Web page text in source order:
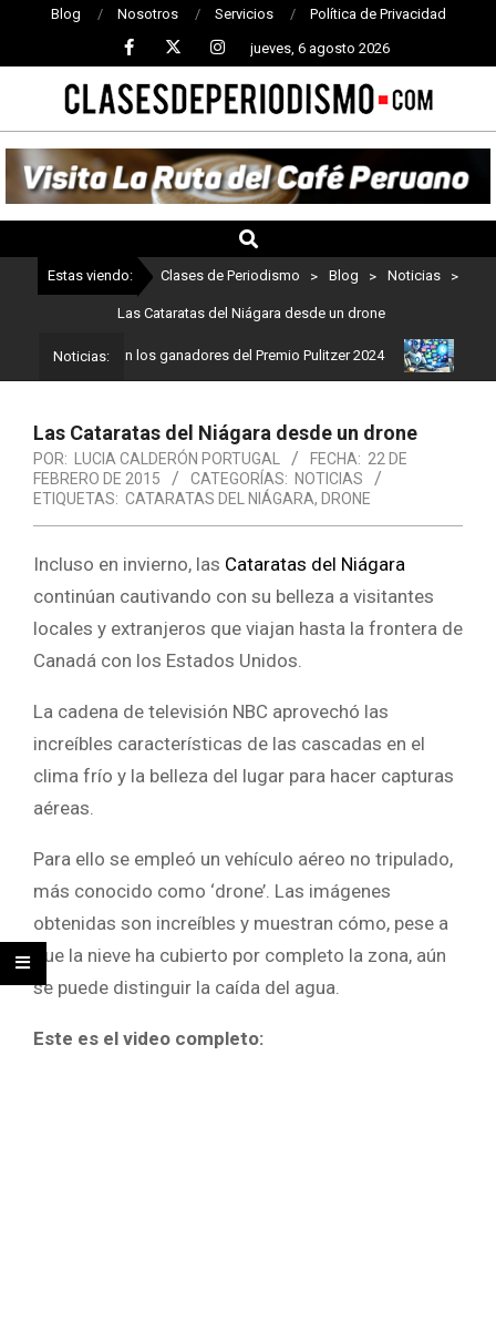
Blog Nosotros Servicios Política de Privacidad
jueves, 6 agosto 2026
CLASES
DE
PERIODISMO
Estas viendo: Clases de Periodismo > Blog > Noticias >
Las Cataratas del Niágara desde un drone
Noticias:
Estos son los ganadores del Premio Pulitzer 2024
Las Cataratas del Niágara desde un drone
POR: LUCIA CALDERÓN PORTUGAL FECHA: 22 DE
FEBRERO DE 2015
CATEGORÍAS: NOTICIAS
ETIQUETAS: CATARATAS DEL NIÁGARA, DRONE
Incluso en invierno, las Cataratas del Niágara
continúan cautivando con su belleza a visitantes
locales y extranjeros que viajan hasta la frontera de
Canadá con los Estados Unidos.
La cadena de televisión NBC aprovechó las
increíbles características de las cascadas en el
clima frío y la belleza del lugar para hacer capturas
aéreas.
Para ello se empleó un vehículo aéreo no tripulado,
más conocido como ‘drone’. Las imágenes
obtenidas son increíbles y muestran cómo, pese a
que la nieve ha cubierto por completo la zona, aún
se puede distinguir la caída del agua.
Este es el video completo: